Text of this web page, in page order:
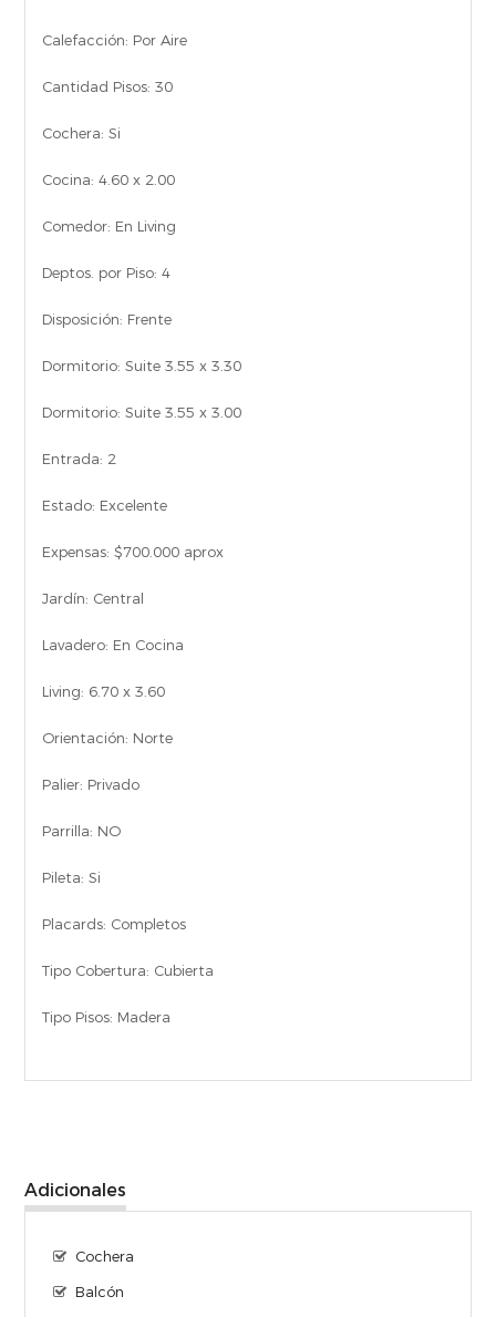
Calefacción: Por Aire
Cantidad Pisos: 30
Cochera: Si
Cocina: 4.60 x 2.00
Comedor: En Living
Deptos. por Piso: 4
Disposición: Frente
Dormitorio: Suite 3.55 x 3.30
Dormitorio: Suite 3.55 x 3.00
Entrada: 2
Estado: Excelente
Expensas: $700.000 aprox
Jardín: Central
Lavadero: En Cocina
Living: 6.70 x 3.60
Orientación: Norte
Palier: Privado
Parrilla: NO
Pileta: Si
Placards: Completos
Tipo Cobertura: Cubierta
Tipo Pisos: Madera
Adicionales
Cochera
Balcón